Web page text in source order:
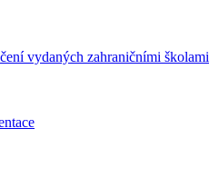
vydaných zahraničními školami